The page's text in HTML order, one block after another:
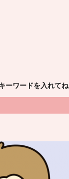
ーワードを入れてね